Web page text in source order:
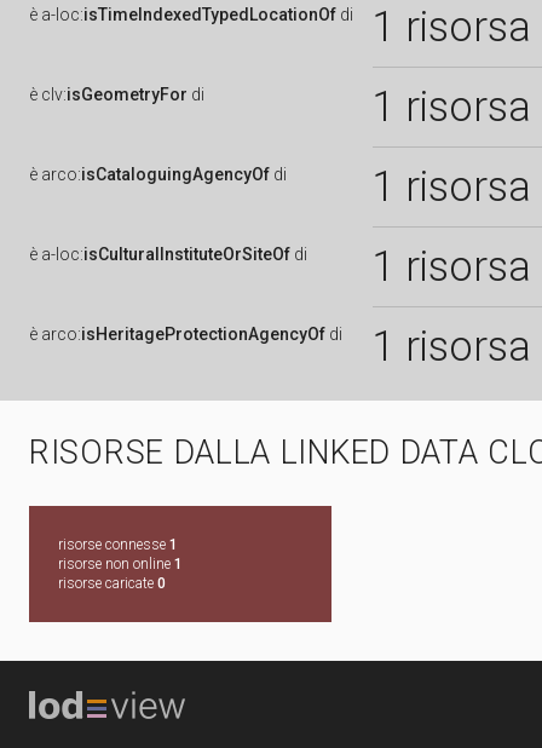
è a-loc:isTimeIndexedTypedLocationOf di 1 risorsa
è clv:isGeometryFor di 1 risorsa
è arco:isCataloguingAgencyOf di 1 risorsa
è a-loc:isCulturalInstituteOrSiteOf di 1 risorsa
è arco:isHeritageProtectionAgencyOf di 1 risorsa
RISORSE DALLA LINKED DATA
risorse connesse 1
risorse non online 1
risorse caricate 0